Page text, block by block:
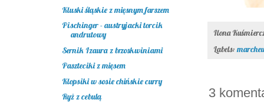
Ilona
Labels:
3
Kluski śląskie z mięsnym farszem
Pischinger - austryjacki torcik
andrutowy
Sernik Izaura z brzoskwiniami
Paszteciki z mięsem
Klopsiki w sosie chińskie curry
Ryż z cebulą